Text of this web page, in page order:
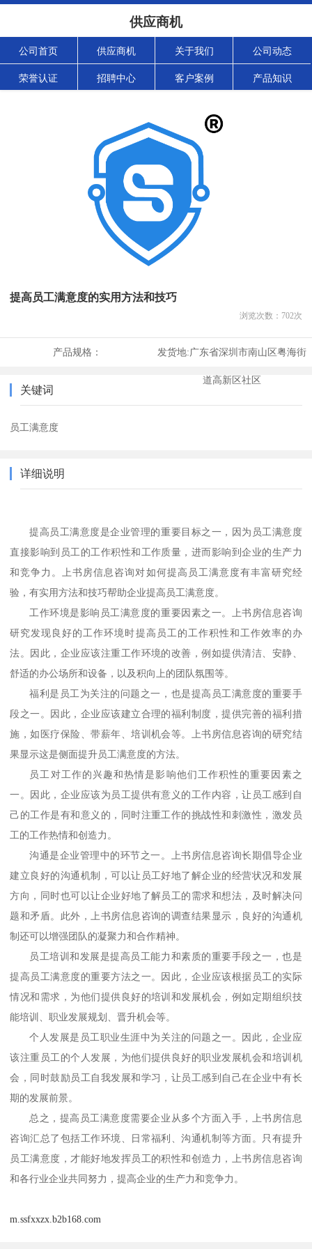
供应商机
公司首页 供应商机 关于我们 公司动态
荣誉认证 招聘中心 客户案例 产品知识
提高员工满意度的实用方法和技巧
浏览次数： 702次
产品规格： 发货地:广东省深圳市南山区粤海街
道高新区社区
关键词
员工满意度
详细说明
提高员工满意度是企业管理的重要目标之一，因为员工满意度
直接影响到员工的工作积性和工作质量，进而影响到企业的生产力
和竞争力。上书房信息咨询对如何提高员工满意度有丰富研究经
验，有实用方法和技巧帮助企业提高员工满意度。
工作环境是影响员工满意度的重要因素之一。 上书房信息咨询
研究发现 良好的工作环境时提高 员工的工作积性和工作效率的办
法。因此，企业应该注重工作环境的改善，例如提供清洁、安静、
舒适的办公场所和设备，以及积向上的团队氛围等。
福利是员工为关注的问题之一，也是提高员工满意度的重要手
段之一。因此，企业应该建立合理的福利制度，提供完善的福利措
施，如医疗保险、带薪年、培训机会等。上书房信息咨询的研究结
果显示这是侧面提升员工满意度的方法。
员工对工作的兴趣和热情是影响他们工作积性的重要因素之
一。因此，企业应该为员工提供有意义的工作内容，让员工感到自
己的工作是有和意义的，同时注重工作的挑战性和刺激性，激发员
工的工作热情和创造力。
沟通是企业管理中的环节之一。 上书房信息咨询长期倡导企业
建立良好的沟通机制
，可以让员工好地了解企业的经营状况和发展
方向，同时也可以让企业好地了解员工的需求和想法，及时解决问
题和矛盾。此外，上书房信息咨询的调查结果显示， 良好的沟通机
制还可以增强团队的凝聚力和合作精神。
员工培训和发展是提高员工能力和素质的重要手段之一，也是
提高员工满意度的重要方法之一。因此，企业应该根据员工的实际
情况和需求，为他们提供良好的培训和发展机会，例如定期组织技
能培训、职业发展规划、晋升机会等。
个人发展是员工职业生涯中为关注的问题之一。因此，企业应
该注重员工的个人发展，为他们提供良好的职业发展机会和培训机
会，同时鼓励员工自我发展和学习，让员工感到自己在企业中有长
期的发展前景。
总之，提高员工满意度需要企业从多个方面入手， 上书房信息
咨询汇总了 包括工作环境、 日常福利 、沟通机制等方面。只有提升
员工满意度，才能好地发挥员工的积性和创造力， 上书房信息咨询
和各行业企业共同努力，提高企业的生产力和竞争力。
m.ssfxxzx.b2b168.com